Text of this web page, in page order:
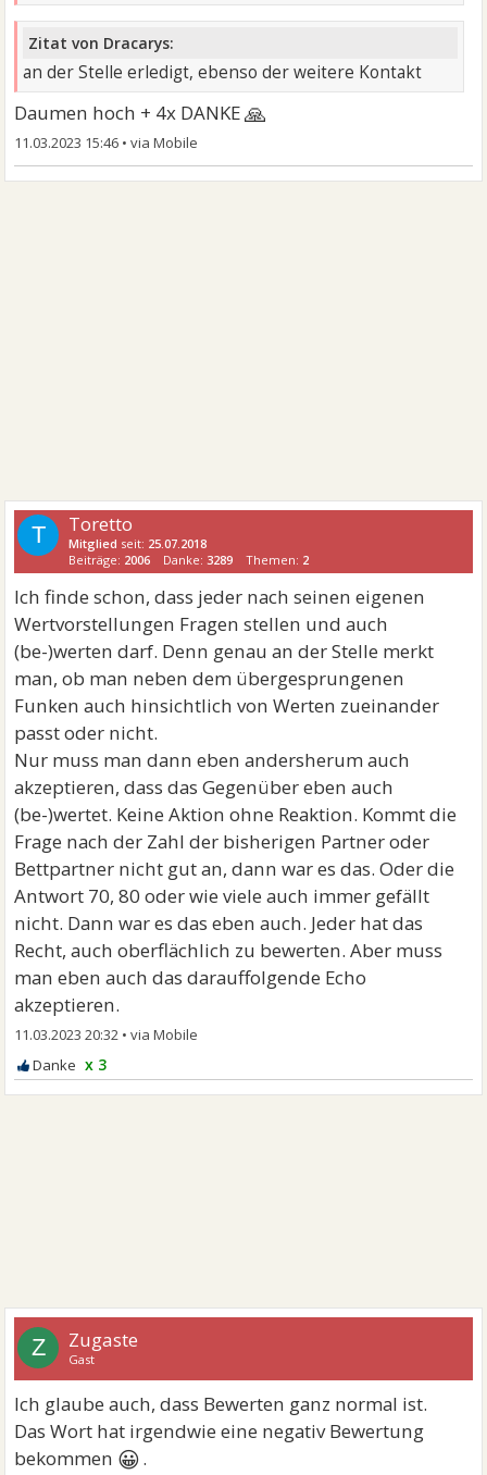
Zitat von Dracarys:
an der Stelle erledigt, ebenso der weitere Kontakt
Daumen hoch + 4x DANKE🙏
11.03.2023 15:46 •
T Toretto
Mitglied seit: 25.07.2018
Beiträge: 2006 Danke: 3289 Themen: 2
Ich finde schon, dass jeder nach seinen eigenen
Wertvorstellungen Fragen stellen und auch
(be-)werten darf. Denn genau an der Stelle merkt
man, ob man neben dem übergesprungenen
Funken auch hinsichtlich von Werten zueinander
passt oder nicht.
Nur muss man dann eben andersherum auch
akzeptieren, dass das Gegenüber eben auch
(be-)wertet. Keine Aktion ohne Reaktion. Kommt die
Frage nach der Zahl der bisherigen Partner oder
Bettpartner nicht gut an, dann war es das. Oder die
Antwort 70, 80 oder wie viele auch immer gefällt
nicht. Dann war es das eben auch. Jeder hat das
Recht, auch oberflächlich zu bewerten. Aber muss
man eben auch das darauffolgende Echo
akzeptieren.
11.03.2023 20:32 •
x 3
Z Zugaste
Gast
Ich glaube auch, dass Bewerten ganz normal ist.
Das Wort hat irgendwie eine negativ Bewertung
bekommen 😀.